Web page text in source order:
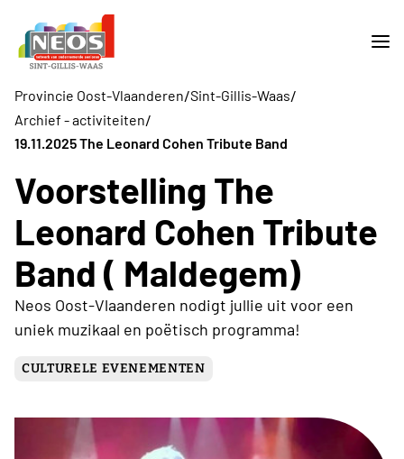
Provincie Oost-Vlaanderen/Sint-Gillis-Waas/
Archief - activiteiten/
19.11.2025 The Leonard Cohen Tribute Band
Voorstelling The
Leonard Cohen Tribute
Band ( Maldegem)
Neos Oost-Vlaanderen nodigt jullie uit voor een
uniek muzikaal en poëtisch programma!
CULTURELE EVENEMENTEN